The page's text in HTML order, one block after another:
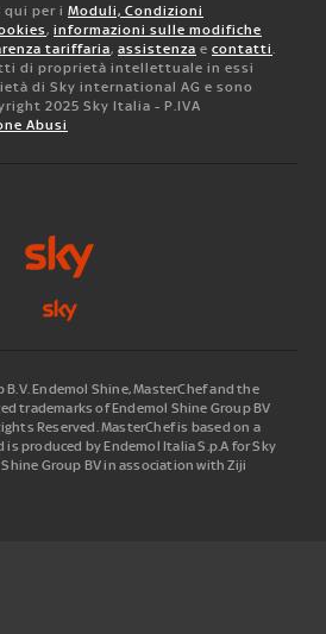
qui per i Moduli, Condizioni
, informazioni sulle modifiche
tariffaria, assistenza e contatti
di proprietà intellettuale in essi
di Sky international AG e sono
2025 Sky Italia - P.IVA
Abusi
Endemol Shine, MasterChef and the
trademarks of Endemol Shine Group BV
Reserved. MasterChef is based on a
is produced by Endemol Italia S.p.A for Sky
Group BV in association with Ziji